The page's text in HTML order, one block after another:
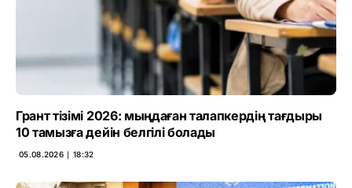
Грант тізімі 2026: мыңдаған талапкердің тағдыры
10 тамызға дейін белгілі болады
05.08.2026 ∣ 18:32